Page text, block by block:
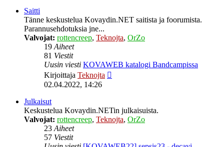
Saitti
Tänne keskustelua Kovaydin.NET saitista ja foorumista.
Parannusehdotuksia jne...
Valvojat: rottencreep, Teknojta, OrZo
19Aiheet
81 Viestit
Uusin viesti KOVAWEB katalogi Bandcampissa
Kirjoittaja Teknojta
02.04.2022, 14:26
Julkaisut
Keskustelua Kovaydin.NETin julkaisuista.
Valvojat: rottencreep, Teknojta, OrZo
23Aiheet
57 Viestit